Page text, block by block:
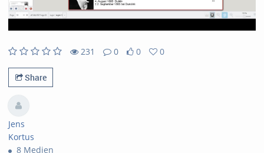
231
0
0
0
Share
Jens
Kortus
8 Medien